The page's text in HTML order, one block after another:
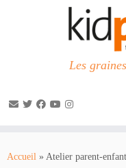
Les
Accueil » Atelier parent-enfant